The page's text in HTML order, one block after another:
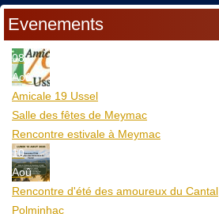
Evenements
08
Aoû
Amicale 19 Ussel
Salle des fêtes de Meymac
Rencontre estivale à Meymac
10
Aoû
Rencontre d'été des amoureux du Cantal
Polminhac